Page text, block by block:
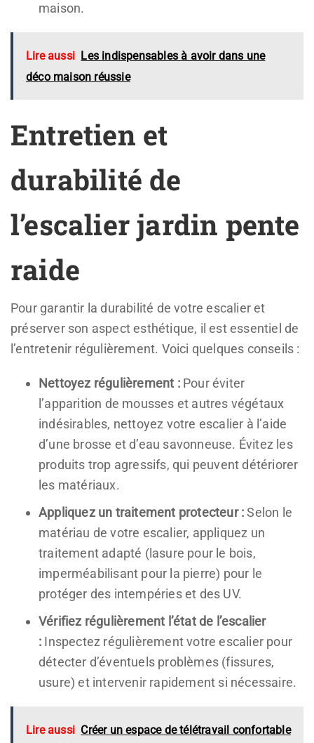
maison.
Lire aussi Les indispensables à avoir dans une
déco maison réussie
Entretien et
durabilité de
l’escalier jardin pente
raide
Pour garantir la durabilité de votre escalier et
préserver son aspect esthétique, il est essentiel de
l’entretenir régulièrement. Voici quelques conseils :
Nettoyez régulièrement :Pour éviter
l’apparition de mousses et autres végétaux
indésirables, nettoyez votre escalier à l’aide
d’une brosse et d’eau savonneuse. Évitez les
produits trop agressifs, qui peuvent détériorer
les matériaux.
Appliquez un traitement protecteur :Selon le
matériau de votre escalier, appliquez un
traitement adapté (lasure pour le bois,
imperméabilisant pour la pierre) pour le
protéger des intempéries et des UV.
Vérifiez régulièrement l’état de l’escalier
: Inspectez régulièrement votre escalier pour
détecter d’éventuels problèmes (fissures,
usure) et intervenir rapidement si nécessaire.
Lire aussi Créer un espace de télétravail confortable